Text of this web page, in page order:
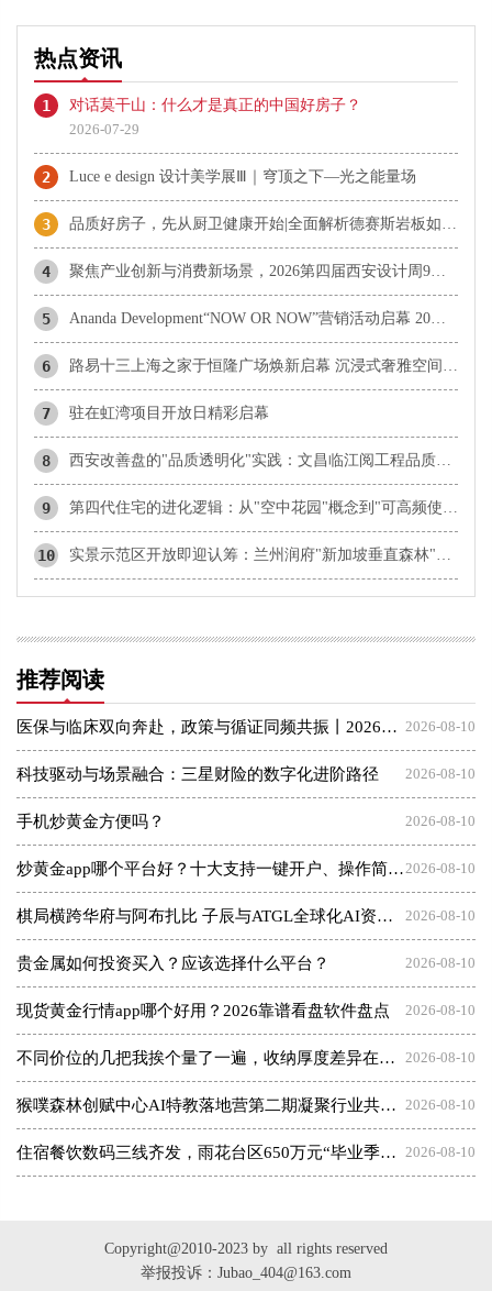
热点资讯
1
对话莫干山：什么才是真正的中国好房子？
2026-07-29
2 Luce e design 设计美学展Ⅲ｜穹顶之下—光之能量场
3 品质好房子，先从厨卫健康开始|全面解析德赛斯岩板如何重新定义“品质好房子”
4 聚焦产业创新与消费新场景，2026第四届西安设计周9月启幕
5 Ananda Development“NOW OR NOW”营销活动启幕 20大现房项目联动出击，“理想生活，即刻拥有”
6 路易十三上海之家于恒隆广场焕新启幕 沉浸式奢雅空间，臻颂路易十三恒远艺境
7 驻在虹湾项目开放日精彩启幕
8 西安改善盘的"品质透明化"实践：文昌临江阅工程品质全维度探访
9 第四代住宅的进化逻辑：从"空中花园"概念到"可高频使用的私密空间"——西安浐灞国际港超四代产品力深度调研
10 实景示范区开放即迎认筹：兰州润府"新加坡垂直森林"超四代住宅亮相，雁滩改善市场迎来产品力拐点
推荐阅读
2026-08-10
医保与临床双向奔赴，政策与循证同频共振丨2026医保新政策下医疗与医保高质量发展交流会圆满落幕，谱写三医协同新篇章
2026-08-10
科技驱动与场景融合：三星财险的数字化进阶路径
2026-08-10
手机炒黄金方便吗？
2026-08-10
炒黄金app哪个平台好？十大支持一键开户、操作简单的交易软件
2026-08-10
​棋局横跨华府与阿布扎比 子辰与ATGL全球化AI资本突围战
2026-08-10
贵金属如何投资买入？应该选择什么平台？
2026-08-10
现货黄金行情app哪个好用？2026靠谱看盘软件盘点
2026-08-10
不同价位的几把我挨个量了一遍，收纳厚度差异在哪（附数据表）
2026-08-10
猴噗森林创赋中心AI特教落地营第二期凝聚行业共识共建质量新标杆
2026-08-10
住宿餐饮数码三线齐发，雨花台区650万元“毕业季消费礼包”来啦！
Copyright@2010-2023 by all rights reserved
举报投诉：Jubao_404@163.com